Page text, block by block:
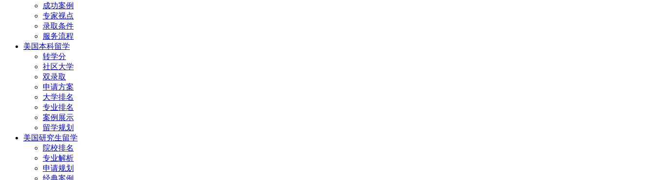
成功案例
专家视点
录取条件
服务流程
美国本科留学
转学分
社区大学
双录取
申请方案
大学排名
专业排名
案例展示
留学规划
美国研究生留学
院校排名
专业解析
申请规划
经典案例